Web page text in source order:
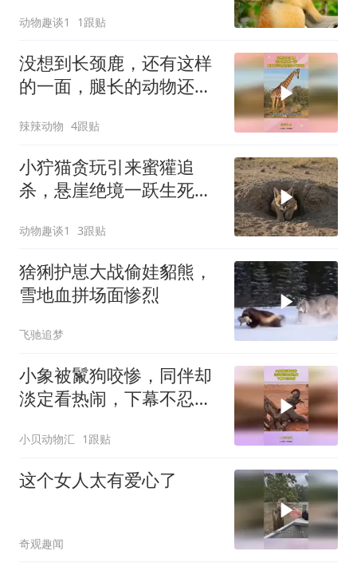
动物趣谈1 1跟贴
没想到长颈鹿，还有这样
的一面，腿长的动物还是
辣辣动物 4跟贴
小狞猫贪玩引来蜜獾追
杀，悬崖绝境一跃生死翻
动物趣谈1 3跟贴
猞猁护崽大战偷娃貂熊，
雪地血拼场面惨烈
飞驰追梦
小象被鬣狗咬惨，同伴却
淡定看热闹，下幕不忍心
小贝动物汇 1跟贴
这个女人太有爱心了
奇观趣闻